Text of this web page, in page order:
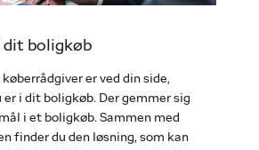
boligkøb
er ved din side,
er i dit boligkøb. Der gemmer sig
i et boligkøb. Sammen med
finder du den løsning, som kan